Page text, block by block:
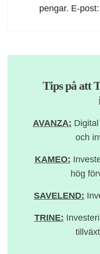
pengar. E-post:
Tips på att
AVANZA:
och
KAMEO:
hög
SAVELEND:
TRINE: